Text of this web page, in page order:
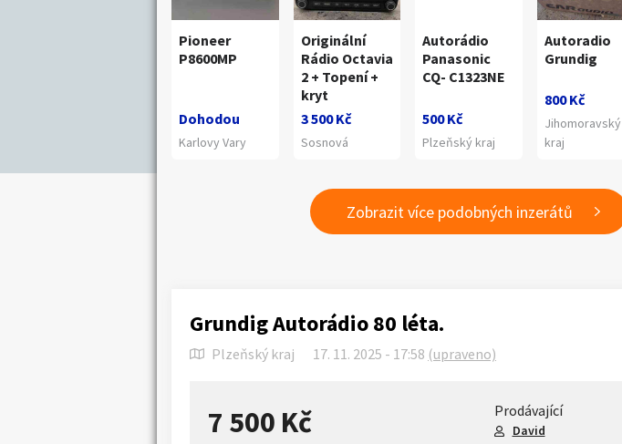
Pioneer
P8600MP
Dohodou
Karlovy Vary
Originální
Rádio Octavia
2 + Topení +
kryt
3 500 Kč
Sosnová
Autorádio
Panasonic
CQ- C1323NE
500 Kč
Plzeňský kraj
Autoradio
Grundig
800 Kč
Jihomoravský
kraj
Zobrazit více podobných inzerátů
Grundig Autorádio 80 léta.
Plzeňský kraj 17. 11. 2025 - 17:58 (upraveno)
7 500 Kč Prodávající
David